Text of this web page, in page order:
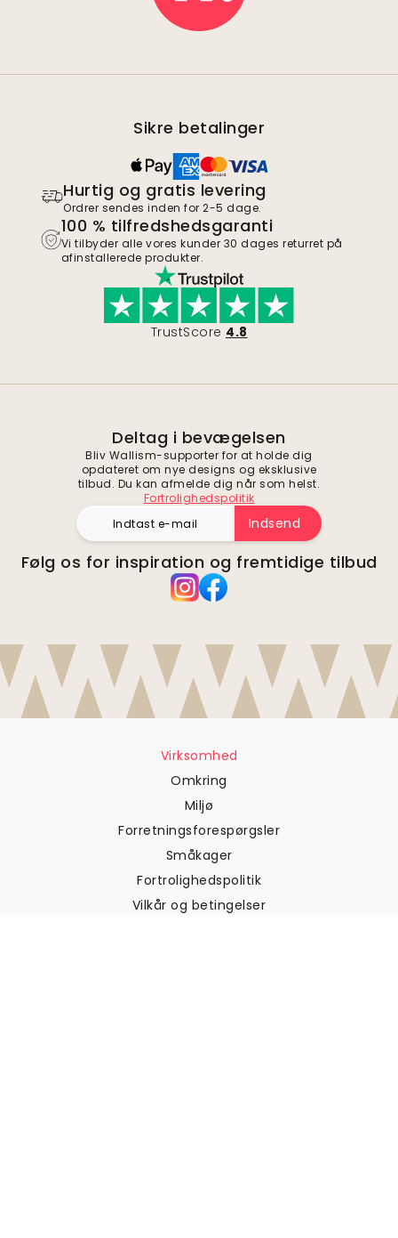
Sikre betalinger
Hurtig og gratis levering
Ordrer sendes inden for 2-5 dage.
100 % tilfredshedsgaranti
Vi tilbyder alle vores kunder 30 dages returret på
afinstallerede produkter.
TrustScore 4.8
Deltag i bevægelsen
Bliv Wallism-supporter for at holde dig
opdateret om nye designs og eksklusive
tilbud. Du kan afmelde dig når som helst.
Fortrolighedspolitik
Indsend
Følg os for inspiration og fremtidige tilbud
Virksomhed
Omkring
Miljø
Forretningsforespørgsler
Småkager
Fortrolighedspolitik
Vilkår og betingelser